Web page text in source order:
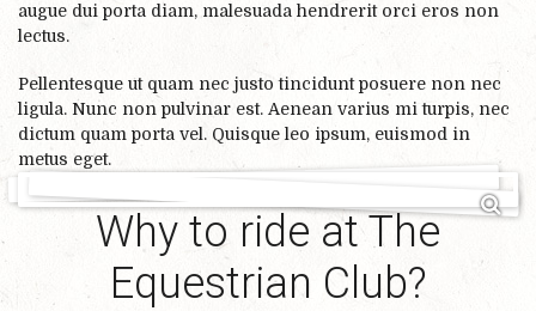
augue dui porta diam, malesuada hendrerit orci eros non
lectus.
Pellentesque ut quam nec justo tincidunt posuere non nec
ligula. Nunc non pulvinar est. Aenean varius mi turpis, nec
dictum quam porta vel. Quisque leo ipsum, euismod in
metus eget.
Why to ride at The
Equestrian Club?